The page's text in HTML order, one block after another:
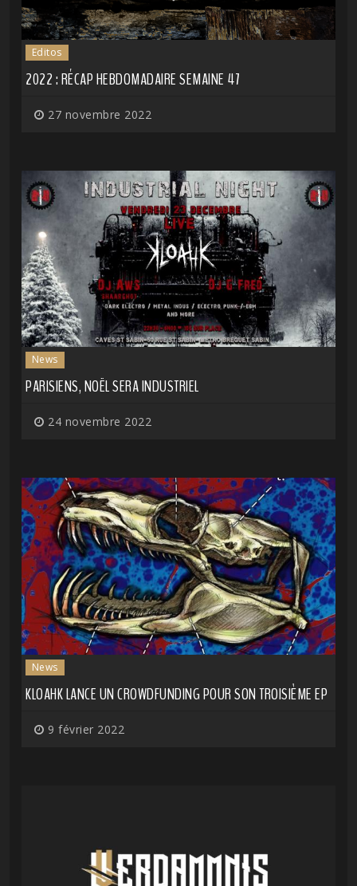
Editos
2022 : RÉCAP HEBDOMADAIRE SEMAINE 47
27 novembre 2022
News
PARISIENS, NOËL SERA INDUSTRIEL
24 novembre 2022
News
KLOAHK LANCE UN CROWDFUNDING POUR SON TROISIÈME EP
9 février 2022